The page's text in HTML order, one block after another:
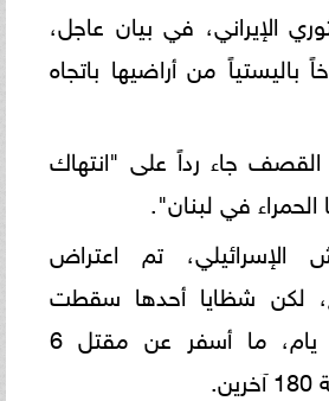
الإيراني، في بيان عاجل،
صاروخاً باليستياً من أراضيها باتجاه
القصف جاء رداً على "انتهاك
في لبنان".
تم اعتراض
لكن شظايا أحدها سقطت
في مدينة بات يام، ما أسفر عن مقتل 6